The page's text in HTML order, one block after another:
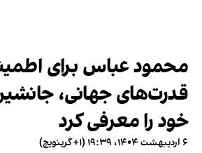
محمود عباس برای
قدرت‌های جهانی،
خود را معرفی کرد
۶ اردیبهشت ۱۴۰۴، ۱۹:۳۹ (‎+۱ گرینویچ)